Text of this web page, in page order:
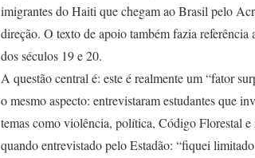
imigrantes do Haiti que chegam ao Brasil pelo
direção. O texto de apoio também fazia
dos séculos 19 e 20.
A questão central é: este é realmente um “fator
o mesmo aspecto: entrevistaram estudantes que
temas como violência, política, Código Florestal
quando entrevistado pelo Estadão: “fiquei